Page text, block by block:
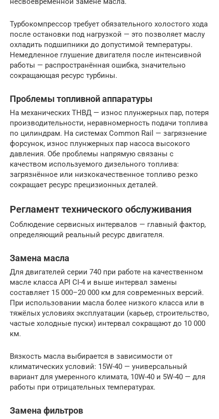
Турбокомпрессор требует обязательного холостого хода
после остановки под нагрузкой — это позволяет маслу
охладить подшипники до допустимой температуры.
Немедленное глушение двигателя после интенсивной
работы — распространённая ошибка, значительно
сокращающая ресурс турбины.
Проблемы топливной аппаратуры
На механических ТНВД — износ плунжерных пар, потеря
производительности, неравномерность подачи топлива
по цилиндрам. На системах Common Rail — загрязнение
форсунок, износ плунжерных пар насоса высокого
давления. Обе проблемы напрямую связаны с
качеством используемого дизельного топлива:
загрязнённое или низкокачественное топливо резко
сокращает ресурс прецизионных деталей.
Регламент технического обслуживания
Соблюдение сервисных интервалов — главный фактор,
определяющий реальный ресурс двигателя.
Замена масла
Для двигателей серии 740 при работе на качественном
масле класса API CI-4 и выше интервал замены
составляет 15 000–20 000 км для современных версий.
При использовании масла более низкого класса или в
тяжёлых условиях эксплуатации (карьер, строительство,
частые холодные пуски) интервал сокращают до 10 000
км.
Вязкость масла выбирается в зависимости от
климатических условий: 15W-40 — универсальный
вариант для умеренного климата, 10W-40 и 5W-40 — для
работы при отрицательных температурах.
Замена фильтров